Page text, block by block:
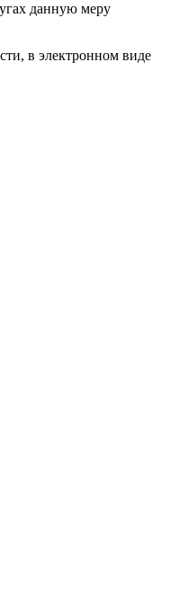
данную меру
в электронном виде